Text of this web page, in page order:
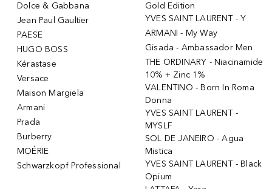
Dolce & Gabbana
Jean Paul Gaultier
PAESE
HUGO BOSS
Kérastase
Versace
Maison Margiela
Armani
Prada
Burberry
MOÉRIE
Schwarzkopf Professional
Gold Edition
YVES SAINT LAURENT - Y
ARMANI - My Way
Gisada - Ambassador Men
THE ORDINARY - Niacinamide
10% + Zinc 1%
VALENTINO - Born In Roma
Donna
YVES SAINT LAURENT -
MYSLF
SOL DE JANEIRO - Agua
Mistica
YVES SAINT LAURENT - Black
Opium